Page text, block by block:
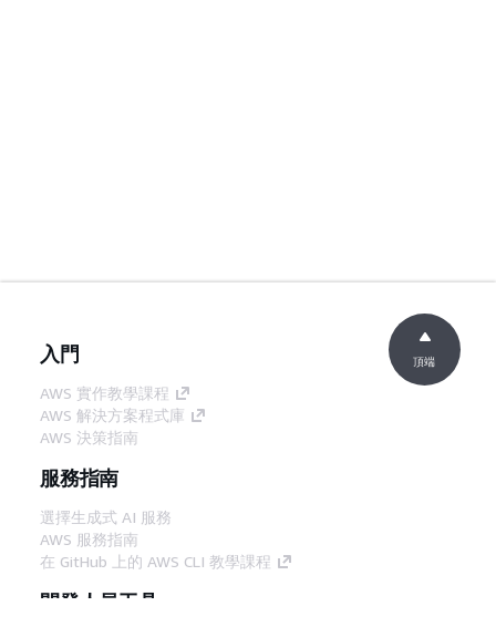
入門
AWS 實作教學課程
AWS 解決方案程式庫
AWS 決策指南
服務指南
選擇生成式 AI 服務
AWS 服務指南
在 GitHub 上的 AWS CLI 教學課程
開發人員工具
頂端